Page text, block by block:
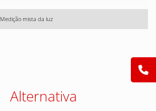
Medição mista da luz
Alternativa